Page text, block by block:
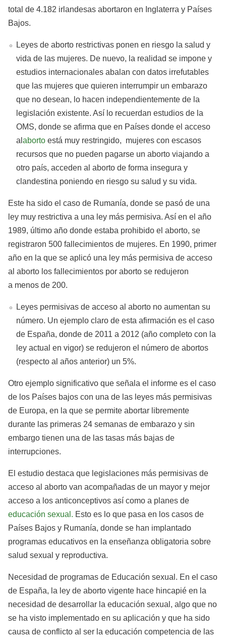
total de 4.182 irlandesas abortaron en Inglaterra y Países
Bajos.
Leyes de aborto restrictivas ponen en riesgo la salud y
vida de las mujeres. De nuevo, la realidad se impone y
estudios internacionales abalan con datos irrefutables
que las mujeres que quieren interrumpir un embarazo
que no desean, lo hacen independientemente de la
legislación existente. Así lo recuerdan estudios de la
OMS, donde se afirma que en Países donde el acceso
al aborto está muy restringido, mujeres con escasos
recursos que no pueden pagarse un aborto viajando a
otro país, acceden al aborto de forma insegura y
clandestina poniendo en riesgo su salud y su vida.
Este ha sido el caso de Rumanía, donde se pasó de una
ley muy restrictiva a una ley más permisiva. Así en el año
1989, último año donde estaba prohibido el aborto, se
registraron 500 fallecimientos de mujeres. En 1990, primer
año en la que se aplicó una ley más permisiva de acceso
al aborto los fallecimientos por aborto se redujeron
a menos de 200.
Leyes permisivas de acceso al aborto no aumentan su
número. Un ejemplo claro de esta afirmación es el caso
de España, donde de 2011 a 2012 (año completo con la
ley actual en vigor) se redujeron el número de abortos
(respecto al años anterior) un 5%.
Otro ejemplo significativo que señala el informe es el caso
de los Países bajos con una de las leyes más permisivas
de Europa, en la que se permite abortar libremente
durante las primeras 24 semanas de embarazo y sin
embargo tienen una de las tasas más bajas de
interrupciones.
El estudio destaca que legislaciones más permisivas de
acceso al aborto van acompañadas de un mayor y mejor
acceso a los anticonceptivos así como a planes de
educación sexual. Esto es lo que pasa en los casos de
Países Bajos y Rumanía, donde se han implantado
programas educativos en la enseñanza obligatoria sobre
salud sexual y reproductiva.
Necesidad de programas de Educación sexual. En el caso
de España, la ley de aborto vigente hace hincapié en la
necesidad de desarrollar la educación sexual, algo que no
se ha visto implementado en su aplicación y que ha sido
causa de conflicto al ser la educación competencia de las